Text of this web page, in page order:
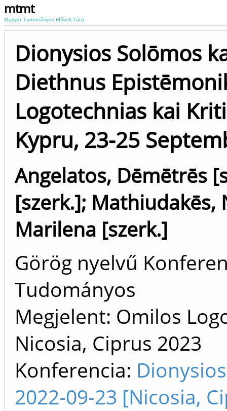
mtmt
Magyar Tudományos Művek Tára
Dionysios Solōmos
Diethnus
Logotechnias kai
Kypru, 23-25
Angelatos, Dēmētrēs
[szerk.]; Mathiudakēs,
Marilena [szerk.]
Görög nyelvű
Tudományos
Megjelent: Omilos
Nicosia, Ciprus 2023
Konferencia:
2022-09-23 [Nicosia,